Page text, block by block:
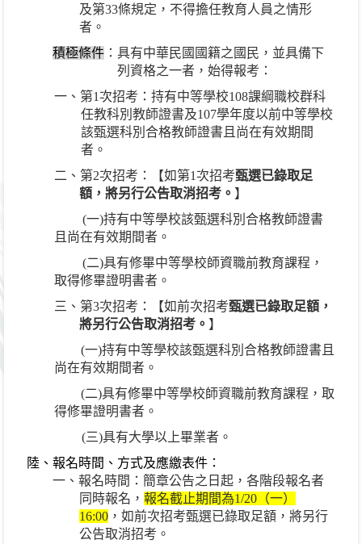
及第33條規定，不得擔任教育人員之情形
者。
積極條件 ：具有中華民國國籍之國民，並具備下
列資格之一者，始得報考：
一、第1次招考：持有中等學校108課綱職校群科
任教科別教師證書及107學年度以前中等學校
該甄選科別合格教師證書且尚在有效期間
者。
二、第2次招考：【如第1次招考甄選已錄取足
額，將另行公告取消招考。 】
(一)持有中等學校該甄選科別合格教師證書
且尚在有效期間者。
(二)具有修畢中等學校師資職前教育課程，
取得修畢證明書者。
三、第3次招考：【如前次招考甄選已錄取足額，
將另行公告取消招考。 】
(一)持有中等學校該甄選科別合格教師證書且
尚在有效期間者。
(二)具有修畢中等學校師資職前教育課程，取
得修畢證明書者。
(三)具有大學以上畢業者。
陸、報名時間、方式及應繳表件：
一、報名時間：簡章公告之日起，各階段報名者
同時報名，報名截止期間為1/20 （一）
16:00 ，如前次招考甄選已錄取足額，將另行
公告取消招考。